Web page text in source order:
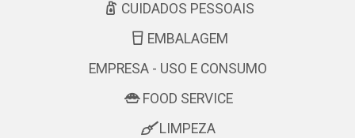
CUIDADOS PESSOAIS
EMBALAGEM
EMPRESA - USO E CONSUMO
FOOD SERVICE
LIMPEZA